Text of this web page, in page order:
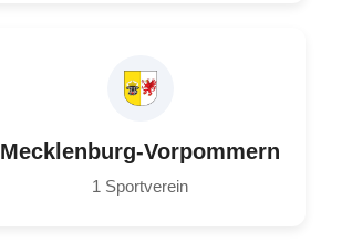
Mecklenburg-Vorpommern
1 Sportverein